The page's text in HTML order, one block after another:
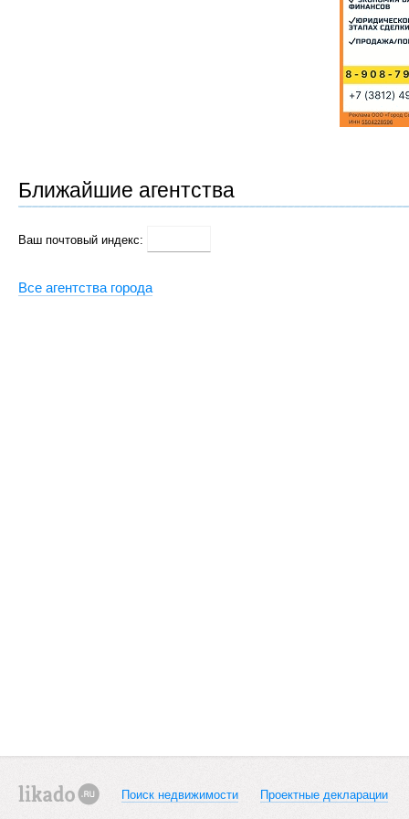
Ближайшие агентства
Ваш почтовый индекс:
Все агентства города
Поиск недвижимости Проектные декларации